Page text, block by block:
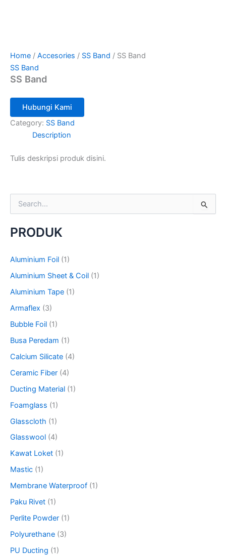
Home / Accesories / SS Band / SS Band
SS Band
SS Band
Hubungi Kami
Category: SS Band
Description
Tulis deskripsi produk disini.
e
f
o
:
PRODUK
Aluminium Foil (1)
Aluminium Sheet & Coil (1)
Aluminium Tape (1)
Armaflex (3)
Bubble Foil (1)
Busa Peredam (1)
Calcium Silicate (4)
Ceramic Fiber (4)
Ducting Material (1)
Foamglass (1)
Glasscloth (1)
Glasswool (4)
Kawat Loket (1)
Mastic (1)
Membrane Waterproof (1)
Paku Rivet (1)
Perlite Powder (1)
Polyurethane (3)
PU Ducting (1)